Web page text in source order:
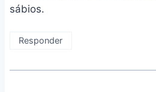
sábios.
Responder